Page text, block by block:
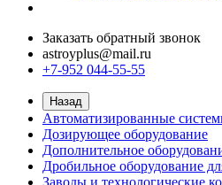
Заказать обратный звонок
astroyplus@mail.ru
+7-952 044-55-55
Назад
Автоматизированные
Дозирующее оборудование
Дополнительное
Дробильное оборудование
Заводы и технологические